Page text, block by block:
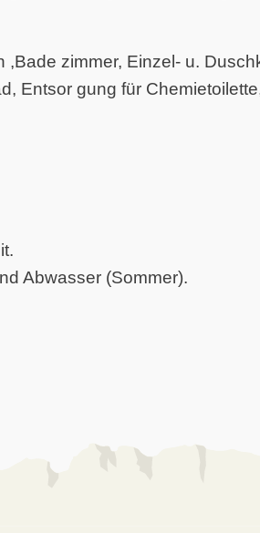
,Bade zimmer, Einzel- u.
Entsor gung für
Abwasser (Sommer).